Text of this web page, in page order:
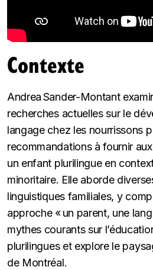
Contexte
Andrea Sander-Montant
recherches actuelles sur le
langage chez les nourrissons
recommandations à fournir
un enfant plurilingue en
minoritaire. Elle aborde
linguistiques familiales, y
approche « un parent, une
mythes courants sur
plurilingues et explore le
de Montréal.